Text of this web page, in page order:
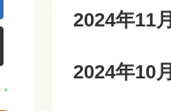
2024年11月
2024年10月